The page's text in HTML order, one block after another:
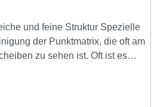
und feine Struktur Spezielle
der Punktmatrix, die oft am
zu sehen ist. Oft ist es
wird das Raster leicht